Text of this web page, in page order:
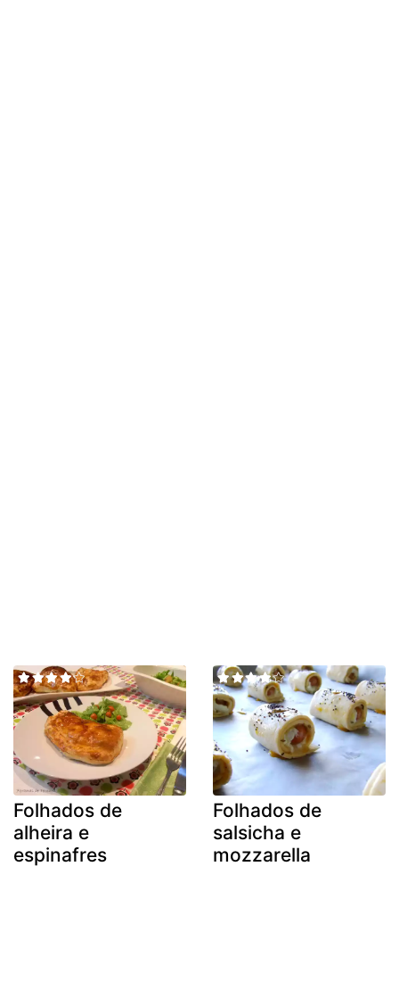
Folhados de
alheira e
espinafres
Folhados de
salsicha e
mozzarella